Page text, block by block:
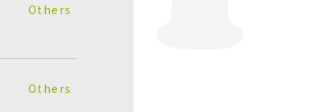
Others
Others